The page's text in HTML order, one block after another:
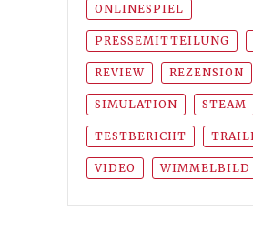
ONLINESPIEL
PRESSEMITTEILUNG
REVIEW REZENSION
SIMULATION STEAM
TESTBERICHT
VIDEO WIMMELBILD